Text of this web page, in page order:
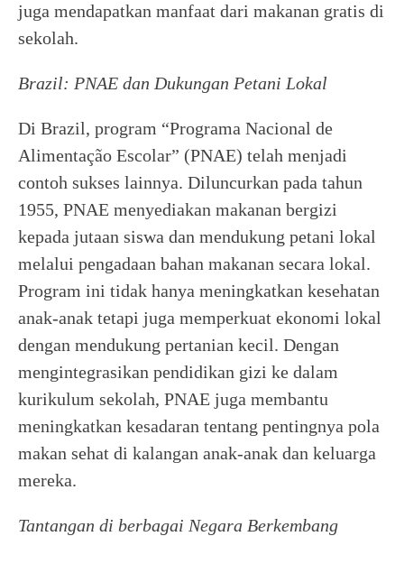
juga mendapatkan manfaat dari makanan gratis di
sekolah.
Brazil: PNAE dan Dukungan Petani Lokal
Di Brazil, program “Programa Nacional de
Alimentação Escolar” (PNAE) telah menjadi
contoh sukses lainnya. Diluncurkan pada tahun
1955, PNAE menyediakan makanan bergizi
kepada jutaan siswa dan mendukung petani lokal
melalui pengadaan bahan makanan secara lokal.
Program ini tidak hanya meningkatkan kesehatan
anak-anak tetapi juga memperkuat ekonomi lokal
dengan mendukung pertanian kecil. Dengan
mengintegrasikan pendidikan gizi ke dalam
kurikulum sekolah, PNAE juga membantu
meningkatkan kesadaran tentang pentingnya pola
makan sehat di kalangan anak-anak dan keluarga
mereka.
Tantangan di berbagai Negara Berkembang